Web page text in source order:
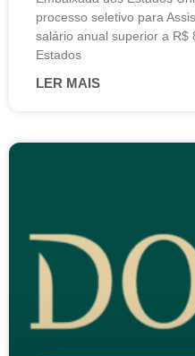
processo seletivo para
salário anual superior a
Estados
LER MAIS